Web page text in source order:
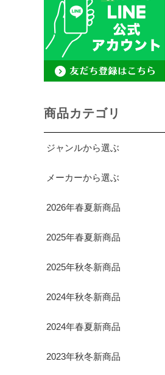
商品カテゴリ
ジャンルから選ぶ
メーカーから選ぶ
2026年春夏新商品
2025年春夏新商品
2025年秋冬新商品
2024年秋冬新商品
2024年春夏新商品
2023年秋冬新商品